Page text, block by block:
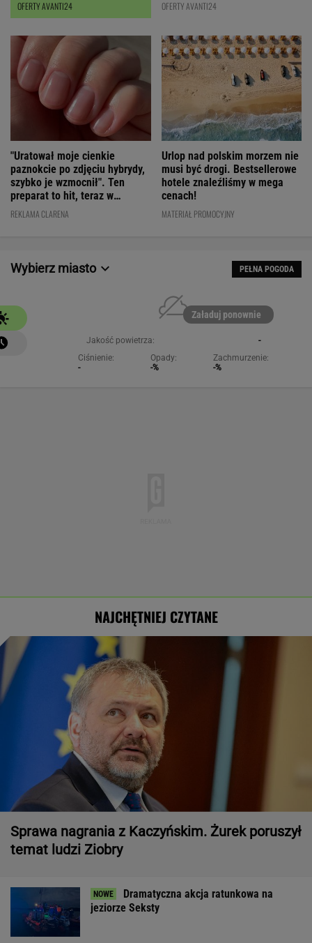
OFERTY AVANTI24 OFERTY AVANTI24
"Uratował moje cienkie
paznokcie po zdjęciu hybrydy,
szybko je wzmocnił". Ten
preparat to hit, teraz w
świetnej cenie
REKLAMA CLARENA
Urlop nad polskim morzem nie
musi być drogi. Bestsellerowe
hotele znaleźliśmy w mega
cenach!
MATERIAŁ PROMOCYJNY
Wybierz miasto PEŁNA POGODA
Załaduj ponownie
Jakość powietrza:
-
Ciśnienie:
-
Opady:
-%
Zachmurzenie:
-%
NAJCHĘTNIEJ CZYTANE
Sprawa nagrania z Kaczyńskim. Żurek poruszył
temat ludzi Ziobry
Dramatyczna akcja ratunkowa na
jeziorze Seksty